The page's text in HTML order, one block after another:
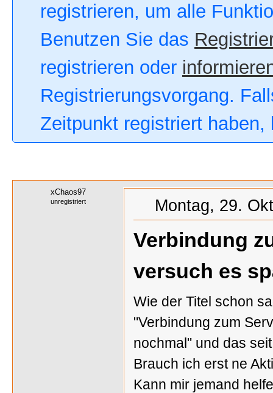
registrieren, um alle
Benutzen Sie das
registrieren oder
Registrierungsvorgang.
Zeitpunkt registriert
xChaos97
unregistriert Montag, 29.
Verbindung
versuch es
Wie der Titel schon
"Verbindung zum
nochmal" und das
Brauch ich erst ne
Kann mir jemand